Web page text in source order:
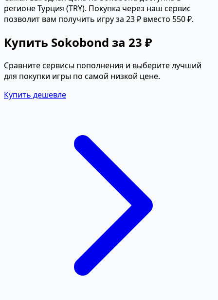
регионе Турция (TRY). Покупка через наш сервис
позволит вам получить игру за 23 ₽ вместо 550 ₽.
Купить Sokobond за 23 ₽
Сравните сервисы пополнения и выберите лучший
для покупки игры по самой низкой цене.
Купить дешевле